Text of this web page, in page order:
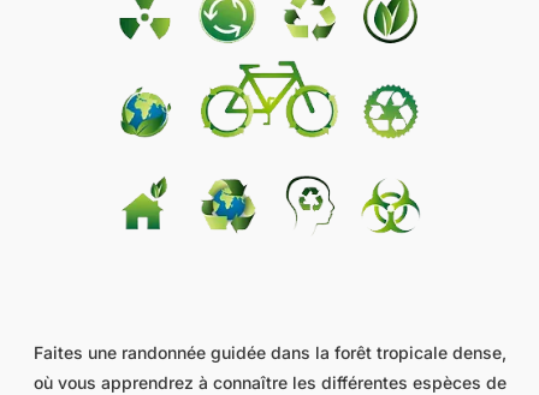
Faites une randonnée guidée dans la forêt tropicale dense,
où vous apprendrez à connaître les différentes espèces de